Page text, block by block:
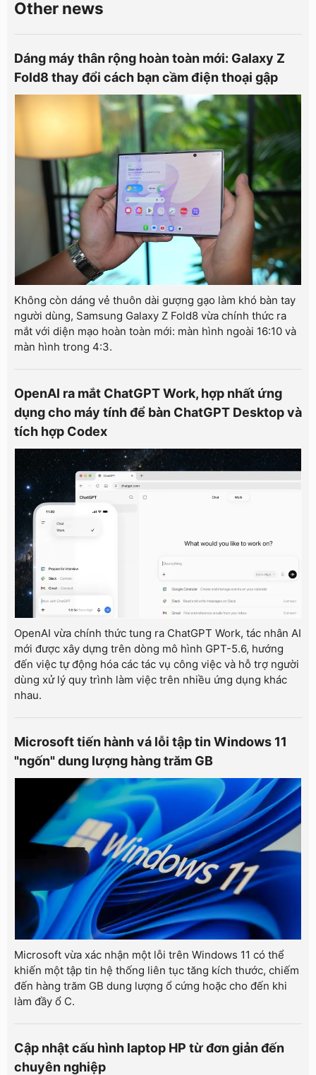
Other news
Dáng máy thân rộng hoàn toàn mới: Galaxy Z
Fold8 thay đổi cách bạn cầm điện thoại gập
Không còn dáng vẻ thuôn dài gượng gạo làm khó bàn tay
người dùng, Samsung Galaxy Z Fold8 vừa chính thức ra
mắt với diện mạo hoàn toàn mới: màn hình ngoài 16:10 và
màn hình trong 4:3.
OpenAI ra mắt ChatGPT Work, hợp nhất ứng
dụng cho máy tính để bàn ChatGPT Desktop và
tích hợp Codex
OpenAI vừa chính thức tung ra ChatGPT Work, tác nhân AI
mới được xây dựng trên dòng mô hình GPT-5.6, hướng
đến việc tự động hóa các tác vụ công việc và hỗ trợ người
dùng xử lý quy trình làm việc trên nhiều ứng dụng khác
nhau.
Microsoft tiến hành vá lỗi tập tin Windows 11
"ngốn" dung lượng hàng trăm GB
Microsoft vừa xác nhận một lỗi trên Windows 11 có thể
khiến một tập tin hệ thống liên tục tăng kích thước, chiếm
đến hàng trăm GB dung lượng ổ cứng hoặc cho đến khi
làm đầy ổ C.
Cập nhật cấu hình laptop HP từ đơn giản đến
chuyên nghiệp